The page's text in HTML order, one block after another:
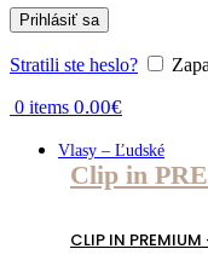
Prihlásiť sa
Stratili ste heslo?
0 items 0.00€
Vlasy – Ľudské
Clip in
CLIP IN